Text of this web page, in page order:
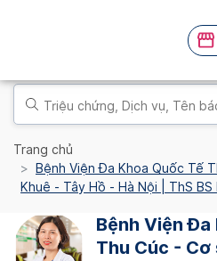
Trang chủ
Bệnh Viện Đa Khoa Quốc Tế
Khuê - Tây Hồ - Hà Nội | ThS
Bệnh Viện Đa
Thu Cúc -